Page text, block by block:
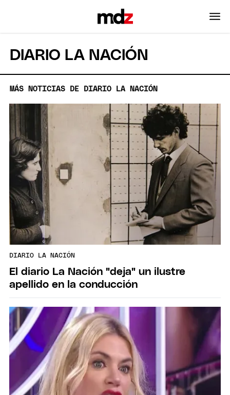
DIARIO LA NACIÓN
MÁS NOTICIAS DE DIARIO LA NACIÓN
DIARIO LA NACIÓN
El diario La Nación "deja" un ilustre
apellido en la conducción